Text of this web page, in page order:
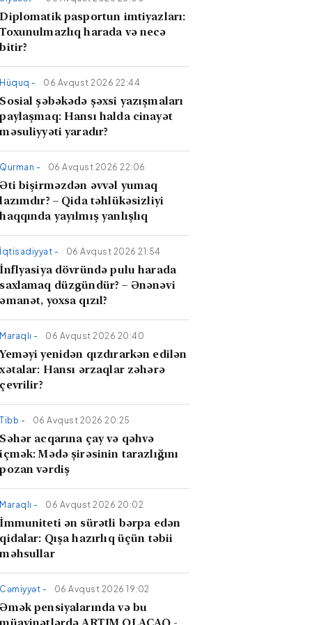
Diplomatik pasportun imtiyazları:
Toxunulmazlıq harada və necə
bitir?
Hüquq - 06 Avqust 2026 22:44
Sosial şəbəkədə şəxsi yazışmaları
paylaşmaq: Hansı halda cinayət
məsuliyyəti yaradır?
Qurman - 06 Avqust 2026 22:06
Əti bişirməzdən əvvəl yumaq
lazımdır? – Qida təhlükəsizliyi
haqqında yayılmış yanlışlıq
İqtisadiyyat - 06 Avqust 2026 21:54
İnflyasiya dövründə pulu harada
saxlamaq düzgündür? – Ənənəvi
əmanət, yoxsa qızıl?
Maraqlı - 06 Avqust 2026 20:40
Yeməyi yenidən qızdırarkən edilən
xətalar: Hansı ərzaqlar zəhərə
çevrilir?
Tibb - 06 Avqust 2026 20:25
​Səhər acqarına çay və qəhvə
içmək: Mədə şirəsinin tarazlığını
pozan vərdiş
Maraqlı - 06 Avqust 2026 20:02
İmmuniteti ən sürətli bərpa edən
qidalar: Qışa hazırlıq üçün təbii
məhsullar
Cəmiyyət - 06 Avqust 2026 19:02
Əmək pensiyalarında və bu